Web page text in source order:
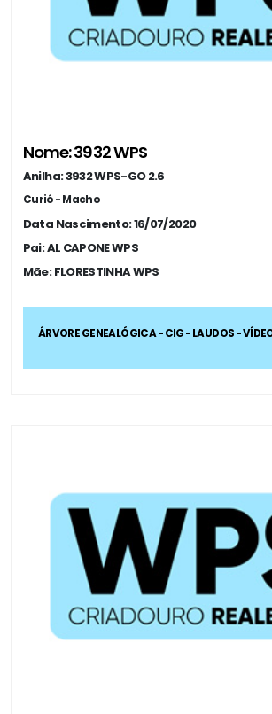
Nome: 3932 WPS
Anilha: 3932 WPS-GO 2.6
Curió - Macho
Data Nascimento: 16/07/2020
Pai: AL CAPONE WPS
Mãe: FLORESTINHA WPS
ÁRVORE GENEALÓGICA - CIG - LAUDOS -